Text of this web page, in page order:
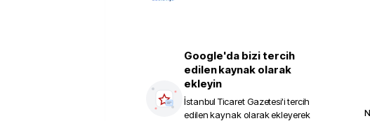
Google'da bizi tercih
edilen kaynak olarak
ekleyin
İstanbul Ticaret Gazetesi'i tercih
edilen kaynak olarak ekleyerek